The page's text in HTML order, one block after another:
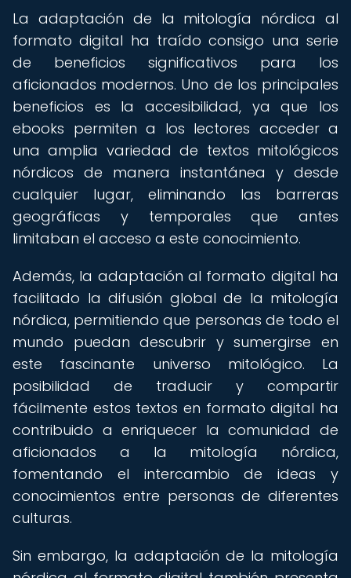
La adaptación de la mitología nórdica al
formato digital ha traído consigo una serie
de beneficios significativos para los
aficionados modernos. Uno de los principales
beneficios es la accesibilidad, ya que los
ebooks permiten a los lectores acceder a
una amplia variedad de textos mitológicos
nórdicos de manera instantánea y desde
cualquier lugar, eliminando las barreras
geográficas y temporales que antes
limitaban el acceso a este conocimiento.
Además, la adaptación al formato digital ha
facilitado la difusión global de la mitología
nórdica, permitiendo que personas de todo el
mundo puedan descubrir y sumergirse en
este fascinante universo mitológico. La
posibilidad de traducir y compartir
fácilmente estos textos en formato digital ha
contribuido a enriquecer la comunidad de
aficionados a la mitología nórdica,
fomentando el intercambio de ideas y
conocimientos entre personas de diferentes
culturas.
Sin embargo, la adaptación de la mitología